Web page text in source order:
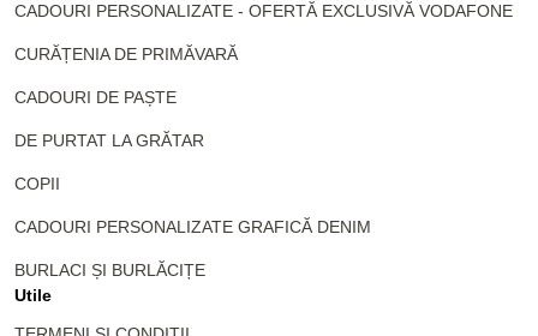
CADOURI PERSONALIZATE - OFERTĂ EXCLUSIVĂ VODAFONE
CURĂȚENIA DE PRIMĂVARĂ
CADOURI DE PAȘTE
DE PURTAT LA GRĂTAR
COPII
CADOURI PERSONALIZATE GRAFICĂ DENIM
BURLACI ȘI BURLĂCIȚE
Utile